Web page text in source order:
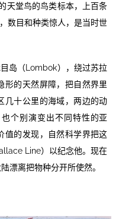
天堂鸟的鸟类标本，上百条
数目和种类惊人，是当时世
岛（Lombok），绕过苏拉
形的天然屏障，把自然界里
几十公里的海域，两边的动
个别演变出不同特性的亚
值的发现，自然科学界把这
Line）以纪念他。现在
漂离把物种分开所使然。